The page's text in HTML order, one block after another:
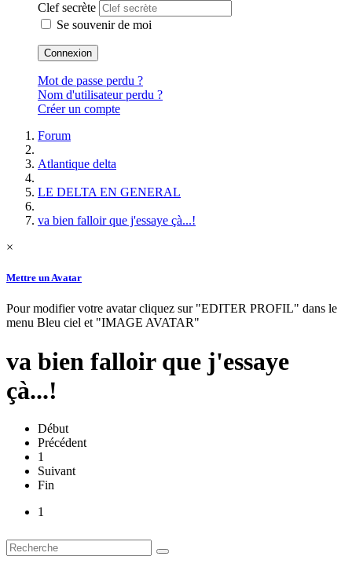
Clef secrète
Se souvenir de moi
Connexion
Mot de passe perdu ?
Nom d'utilisateur perdu ?
Créer un compte
Forum
Atlantique delta
LE DELTA EN GENERAL
va bien falloir que j'essaye çà...!
×
Mettre un Avatar
Pour modifier votre avatar cliquez sur "EDITER PROFIL" dans le
menu Bleu ciel et "IMAGE AVATAR"
va bien falloir que j'essaye
çà...!
Début
Précédent
1
Suivant
Fin
1